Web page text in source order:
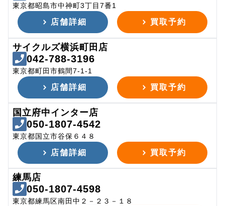
東京都昭島市中神町3丁目7番1
店舗詳細 買取予約
サイクルズ横浜町田店
042-788-3196
東京都町田市鶴間7-1-1
店舗詳細 買取予約
国立府中インター店
050-1807-4542
東京都国立市谷保６４８
店舗詳細 買取予約
練馬店
050-1807-4598
東京都練馬区南田中２－２３－１８